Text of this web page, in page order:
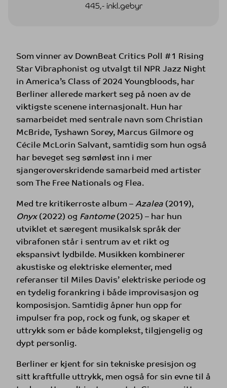
445,- inkl.gebyr
Som vinner av DownBeat Critics Poll #1 Rising
Star Vibraphonist og utvalgt til NPR Jazz Night
in America’s Class of 2024 Youngbloods, har
Berliner allerede markert seg på noen av de
viktigste scenene internasjonalt. Hun har
samarbeidet med sentrale navn som Christian
McBride, Tyshawn Sorey, Marcus Gilmore og
Cécile McLorin Salvant, samtidig som hun også
har beveget seg sømløst inn i mer
sjangeroverskridende samarbeid med artister
som The Free Nationals og Flea.
Med tre kritikerroste album – Azalea (2019),
Onyx(2022) og Fantome(2025) – har hun
utviklet et særegent musikalsk språk der
vibrafonen står i sentrum av et rikt og
ekspansivt lydbilde. Musikken kombinerer
akustiske og elektriske elementer, med
referanser til Miles Davis’ elektriske periode og
en tydelig forankring i både improvisasjon og
komposisjon. Samtidig åpner hun opp for
impulser fra pop, rock og funk, og skaper et
uttrykk som er både komplekst, tilgjengelig og
dypt personlig.
Berliner er kjent for sin tekniske presisjon og
sitt kraftfulle uttrykk, men også for sin evne til å